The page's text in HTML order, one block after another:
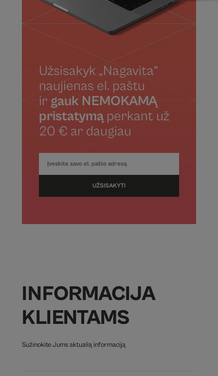
Užsisakyk „Nagavita“
naujienas el. paštu
ir gauk NEMOKAMĄ
pristatymąperkant už
20 € ar daugiau
UŽSISAKYTI
INFORMACIJA
KLIENTAMS
Sužinokite Jums aktualią informaciją